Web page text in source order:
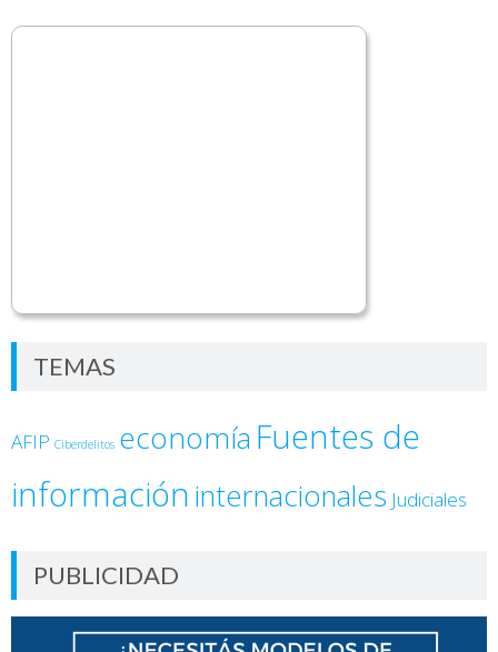
TEMAS
AFIP Ciberdelitos economía Fuentes de
información internacionales Judiciales
PUBLICIDAD